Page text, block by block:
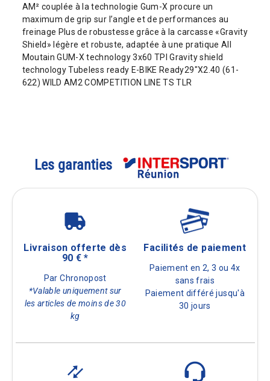
AM² couplée à la technologie Gum-X procure un
maximum de grip sur l’angle et de performances au
freinage Plus de robustesse grâce à la carcasse «Gravity
Shield» légère et robuste, adaptée à une pratique All
Moutain GUM-X technology 3x60 TPI Gravity shield
technology Tubeless ready E-BIKE Ready29"X2.40 (61-
622) WILD AM2 COMPETITION LINE TS TLR
Les garanties
Livraison offerte dès
90 € *
Par Chronopost
*Valable uniquement sur
les articles de moins de 30
kg
Facilités de paiement
Paiement en 2, 3 ou 4x
sans frais
Paiement différé jusqu'à
30 jours